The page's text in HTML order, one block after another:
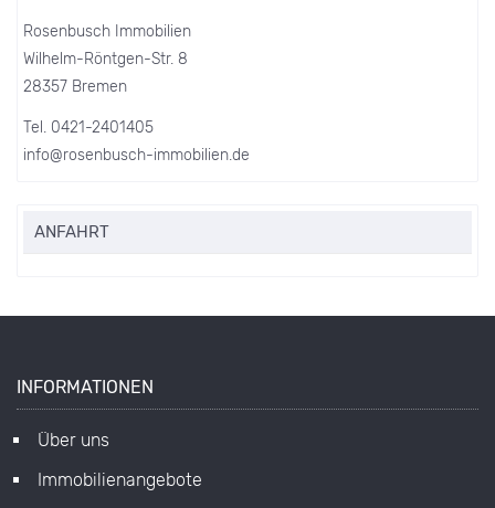
Rosenbusch Immobilien
Wilhelm-Röntgen-Str. 8
28357 Bremen
Tel. 0421-2401405
info@rosenbusch-immobilien.de
ANFAHRT
INFORMATIONEN
Über uns
Immobilienangebote